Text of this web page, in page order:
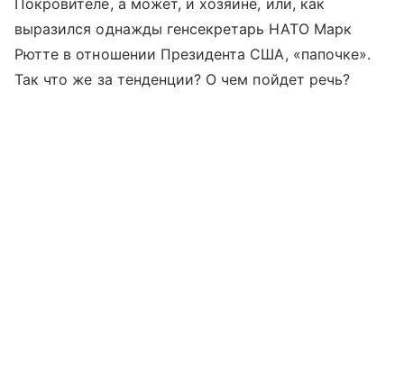
Покровителе, а может, и хозяине, или, как
выразился однажды генсекретарь НАТО Марк
Рютте в отношении Президента США, «папочке».
Так что же за тенденции? О чем пойдет речь?